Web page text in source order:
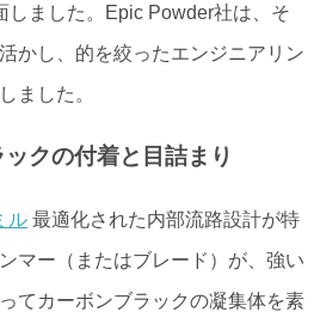
しました。Epic Powder社は、そ
かし、的を絞ったエンジニアリン
ました。
クの付着と目詰まり
ル 最適化された内部流路設計が特
マー（またはブレード）が、強い
てカーボンブラックの凝集体を素